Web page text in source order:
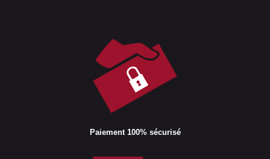
Paiement 100% sécurisé